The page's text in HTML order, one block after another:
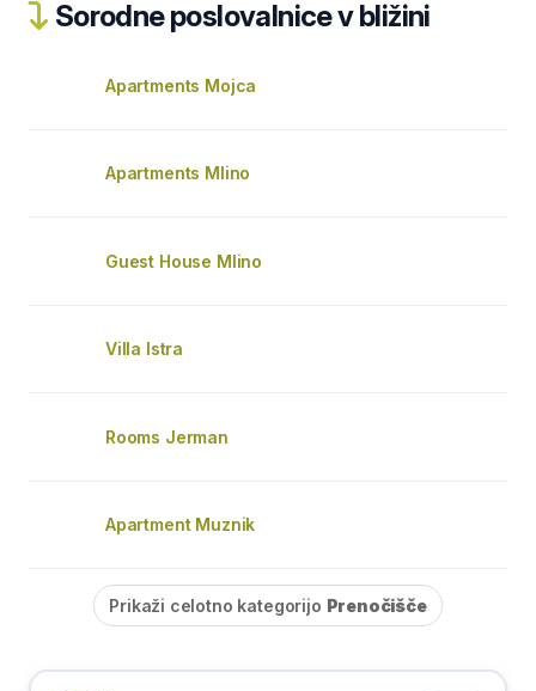
Sorodne poslovalnice v bližini
Apartments Mojca
Apartments Mlino
Guest House Mlino
Villa Istra
Rooms Jerman
Apartment Muznik
Prikaži celotno kategorijo Prenočišče